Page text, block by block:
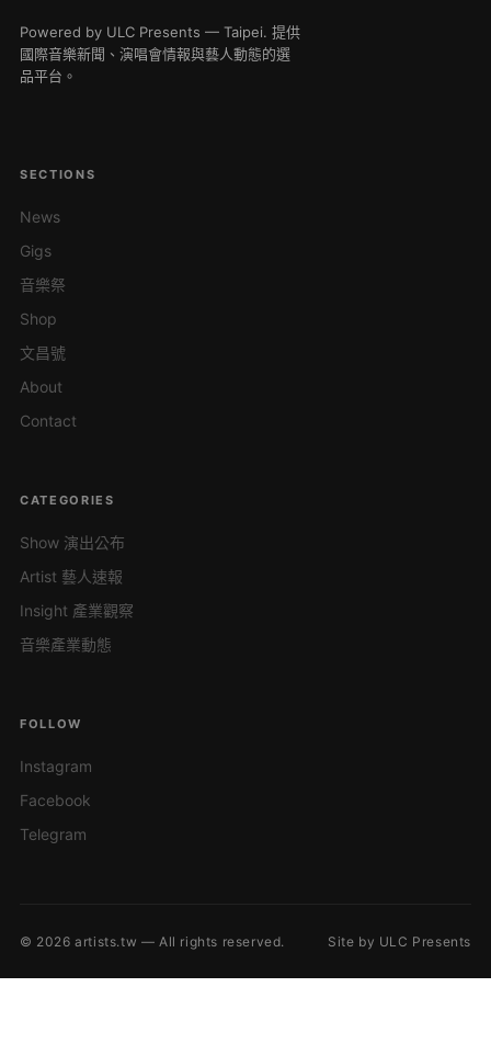
Powered by ULC Presents — Taipei. 提供
國際音樂新聞、演唱會情報與藝人動態的選
品平台。
SECTIONS
News
Gigs
音樂祭
Shop
文昌號
About
Contact
CATEGORIES
Show 演出公布
Artist 藝人速報
Insight 產業觀察
音樂產業動態
FOLLOW
Instagram
Facebook
Telegram
© 2026 artists.tw — All rights reserved. Site by ULC Presents